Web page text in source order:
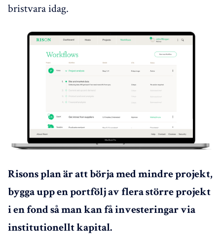
bristvara idag.
Risons plan är att börja med mindre projekt,
bygga upp en portfölj av flera större projekt
i en fond så man kan få investeringar via
institutionellt kapital.